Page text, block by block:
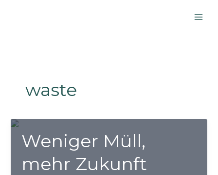
waste
Weniger Müll,
mehr Zukunft